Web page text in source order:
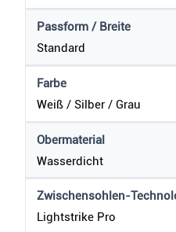
Passform / Breite
Standard
Farbe
Weiß / Silber / Grau
Obermaterial
Wasserdicht
Zwischensohlen-
Lightstrike Pro